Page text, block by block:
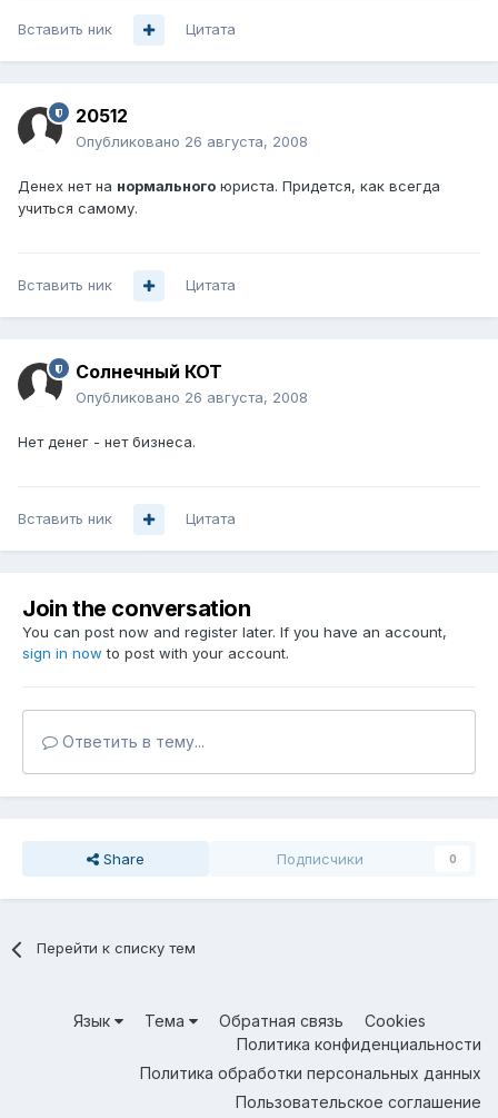
Вставить ник Цитата
20512
Опубликовано 26 августа, 2008
Денех нет на нормального юриста. Придется, как всегда
учиться самому.
Вставить ник Цитата
Солнечный КОТ
Опубликовано 26 августа, 2008
Нет денег - нет бизнеса.
Вставить ник Цитата
Join the conversation
You can post now and register later. If you have an account,
sign in now to post with your account.
Ответить в тему...
Share Подписчики 0
Перейти к списку тем
Язык Тема Обратная связь
Cookies
Политика конфиденциальности
Политика обработки персональных данных
Пользовательское соглашение